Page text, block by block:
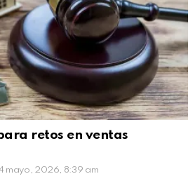
retos en ventas
mayo, 2026, 8:39 am